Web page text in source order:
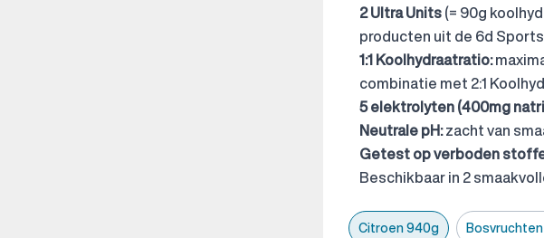
2 Ultra Units(= 90g
producten uit de 6d
1:1 Koolhydraatratio:
combinatie met 2:1
5 elektrolyten (400mg
Neutrale pH:zacht van
Getest op verboden
Beschikbaar in 2
Citroen 940g